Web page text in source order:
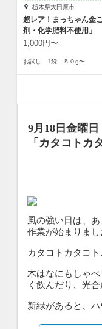
栃木県大田原市
超レア！まっちゃん金
剤・化学肥料不使用」
1,000円〜
お試し 1袋 ５０g〜
9月18日金曜日
「カタコトカ
風の強い日は、あ
作業が始まりまし
カタコトカタコ
木はなにもしゃ
く飲んだり、光
新緑があると、ハ